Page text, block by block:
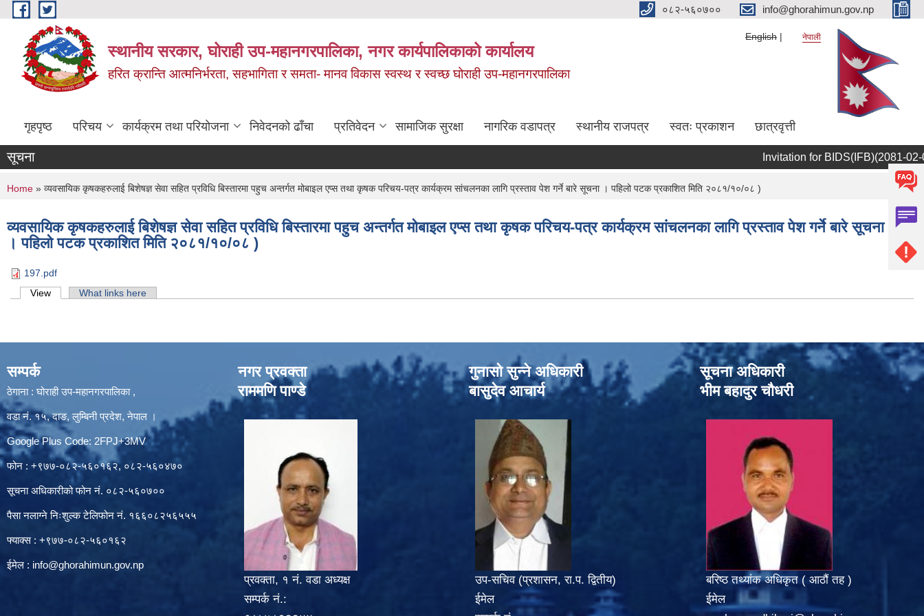
Skip to main content ०८२-५६०७०० info@ghorahimun.gov.np
स्थानीय सरकार, घोराही उप-महानगरपालिका, नगर कार्यपालिकाको कार्यालय
हरित क्रान्ति आत्मनिर्भरता, सहभागिता र समता- मानव विकास स्वस्थ र स्वच्छ घोराही उप-महानगरपालिका
English नेपाली
गृहपृष्ठ परिचय कार्यक्रम तथा परियोजना निवेदनको ढाँचा प्रतिवेदन सामाजिक सुरक्षा नागरिक वडापत्र स्थानीय राजपत्र स्वतः प्रकाशन छात्रवृत्ती
सूचना Invitation for BIDS(IFB)(2081-02-09)
You are here
Home » व्यवसायिक कृषकहरुलाई बिशेषज्ञ सेवा सहित प्रविधि बिस्तारमा पहुच अन्तर्गत मोबाइल एप्स तथा कृषक परिचय-पत्र कार्यक्रम सांचलनका लागि प्रस्ताव पेश गर्ने बारे सूचना । पहिलो पटक प्रकाशित मिति २०८१/१०/०८ )
व्यवसायिक कृषकहरुलाई बिशेषज्ञ सेवा सहित प्रविधि बिस्तारमा पहुच अन्तर्गत मोबाइल एप्स तथा कृषक परिचय-पत्र कार्यक्रम सांचलनका लागि प्रस्ताव पेश गर्ने बारे सूचना
। पहिलो पटक प्रकाशित मिति २०८१/१०/०८ )
197.pdf
Primary tabs
View (active tab)What links here
सम्पर्क
ठेगाना : घोराही उप-महानगरपालिका ,
वडा नं. १५, दाङ, लुम्बिनी प्रदेश, नेपाल ।
Google Plus Code: 2FPJ+3MV
फोन : +९७७-०८२-५६०१६२, ०८२-५६०४७०
सूचना अधिकारीको फोन नं. ०८२-५६०७००
पैसा नलाग्ने निःशुल्क टेलिफोन नं. १६६०८२५६५५५
फ्याक्स : +९७७-०८२-५६०१६२
ईमेल : info@ghorahimun.gov.np
नगर प्रवक्ता
राममणि पाण्डे
प्रवक्ता, १ नं. वडा अध्यक्ष
सम्पर्क नं.:
गुनासो सुन्‍ने अधिकारी
बासुदेव आचार्य
उप-सचिव (प्रशासन, रा.प. द्वितीय)
ईमेल
सूचना अधिकारी
भीम बहादुर चौधरी
बरिष्ठ तथ्यांक अधिकृत ( आठौं तह )
ईमेल